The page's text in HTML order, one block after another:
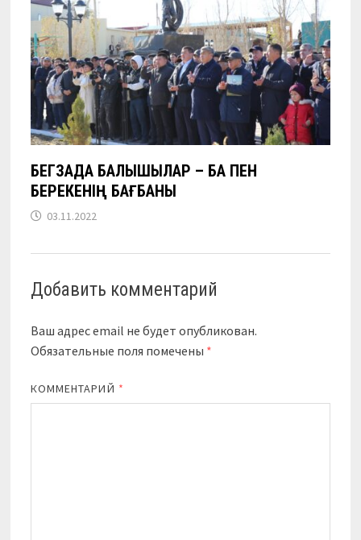
БЕГЗАДА БАЛЫҚШЫЛАР – БАҚ ПЕН
БЕРЕКЕНІҢ БАҒБАНЫ
03.11.2022
Добавить комментарий
Ваш адрес email не будет опубликован.
Обязательные поля помечены *
КОММЕНТАРИЙ *